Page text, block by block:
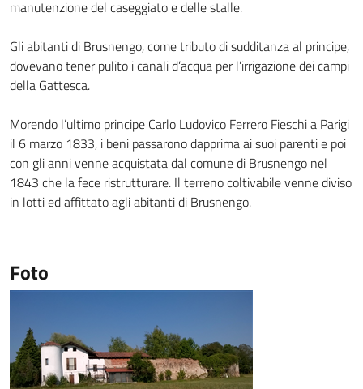
manutenzione del caseggiato e delle stalle.
Gli abitanti di Brusnengo, come tributo di sudditanza al principe,
dovevano tener pulito i canali d’acqua per l’irrigazione dei campi
della Gattesca.
Morendo l’ultimo principe Carlo Ludovico Ferrero Fieschi a Parigi
il 6 marzo 1833, i beni passarono dapprima ai suoi parenti e poi
con gli anni venne acquistata dal comune di Brusnengo nel
1843 che la fece ristrutturare. Il terreno coltivabile venne diviso
in lotti ed affittato agli abitanti di Brusnengo.
Foto